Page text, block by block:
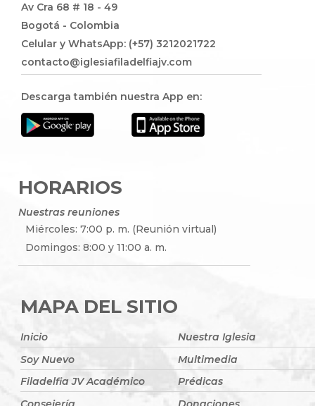
Av Cra 68 # 18 - 49
Bogotá - Colombia
Celular y WhatsApp: (+57) 3212021722
contacto@iglesiafiladelfiajv.com
Descarga también nuestra App en:
HORARIOS
Nuestras reuniones
Miércoles: 7:00 p. m. (Reunión virtual)
Domingos: 8:00 y 11:00 a. m.
MAPA DEL SITIO
Inicio
Nuestra Iglesia
Soy Nuevo
Multimedia
Filadelfia JV Académico
Prédicas